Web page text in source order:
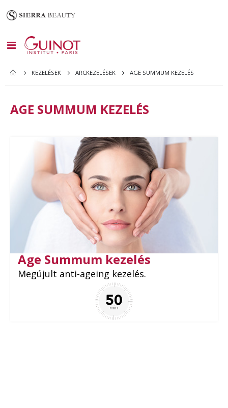
Toggle
Nav
KEZELÉSEK ARCKEZELÉSEK AGE SUMMUM KEZELÉS
AGE SUMMUM KEZELÉS
Age Summum kezelés
Megújult anti-ageing kezelés.